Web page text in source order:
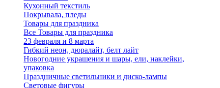
Кухонный текстиль
Покрывала, пледы
Товары для праздника
Все Товары для праздника
23 февраля и 8 марта
Гибкий неон, дюралайт, белт лайт
Новогодние украшения и шары, ели, наклейки,
упаковка
Праздничные светильники и диско-лампы
Световые фигуры